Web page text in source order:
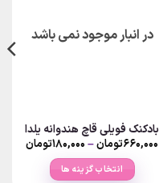
در انبار موجود نمی باشد
بادکنک فویلی قاچ هندوانه یلدا
۶۶۰,۰۰۰تومان–۱۸۰,۰۰۰تومانPrice
انتخاب گزینه ها